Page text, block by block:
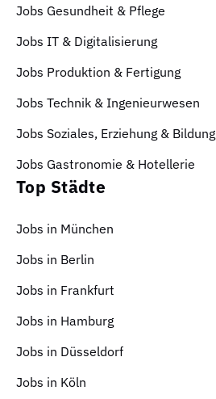
Jobs Gesundheit & Pflege
Jobs IT & Digitalisierung
Jobs Produktion & Fertigung
Jobs Technik & Ingenieurwesen
Jobs Soziales, Erziehung & Bildung
Jobs Gastronomie & Hotellerie
Top Städte
Jobs in München
Jobs in Berlin
Jobs in Frankfurt
Jobs in Hamburg
Jobs in Düsseldorf
Jobs in Köln